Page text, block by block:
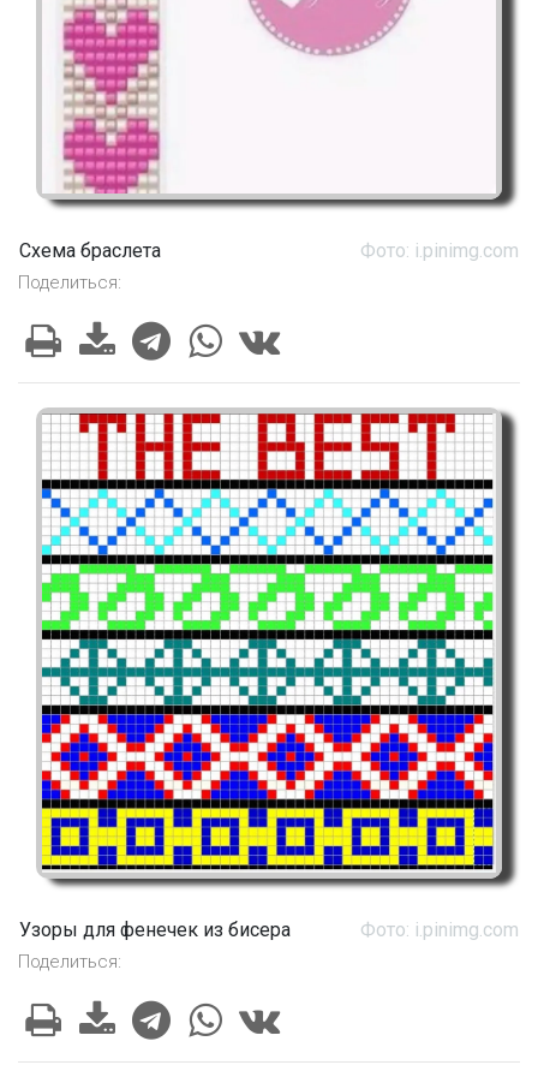
Схема браслета Фото: i.pinimg.com
Поделиться:
Узоры для фенечек из бисера Фото: i.pinimg.com
Поделиться: